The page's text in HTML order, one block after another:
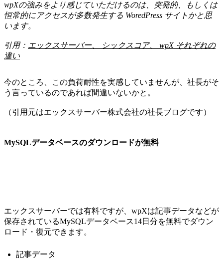
wpXの強みをより感じていただけるのは、突発的、もしくは
恒常的にアクセスが多数発生する WoredPress サイトかと思
います。
引用： エックスサーバー、 シックスコア、 wpX それぞれの
違い
今のところ、この負荷耐性を実感していませんが、社長がそ
う言っているのであれば間違いないかと。
（引用元はエックスサーバー株式会社の社長ブログです）
MySQLデータベースのダウンロードが無料
エックスサーバーでは有料ですが、wpXは記事データなどが
保存されているMySQLデータベース14日分を無料でダウン
ロード・復元できます。
記事データ